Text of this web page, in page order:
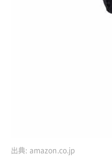
出典: amazon.co.jp